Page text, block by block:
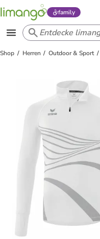
family
Shop Herren Outdoor & Sport